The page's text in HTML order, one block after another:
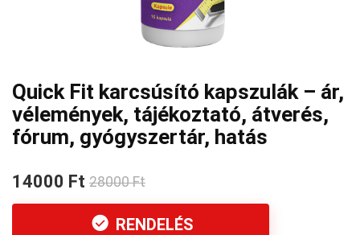
Quick Fit karcsúsító kapszulák – ár,
vélemények, tájékoztató, átverés,
fórum, gyógyszertár, hatás
14000 Ft 28000 Ft
RENDELÉS